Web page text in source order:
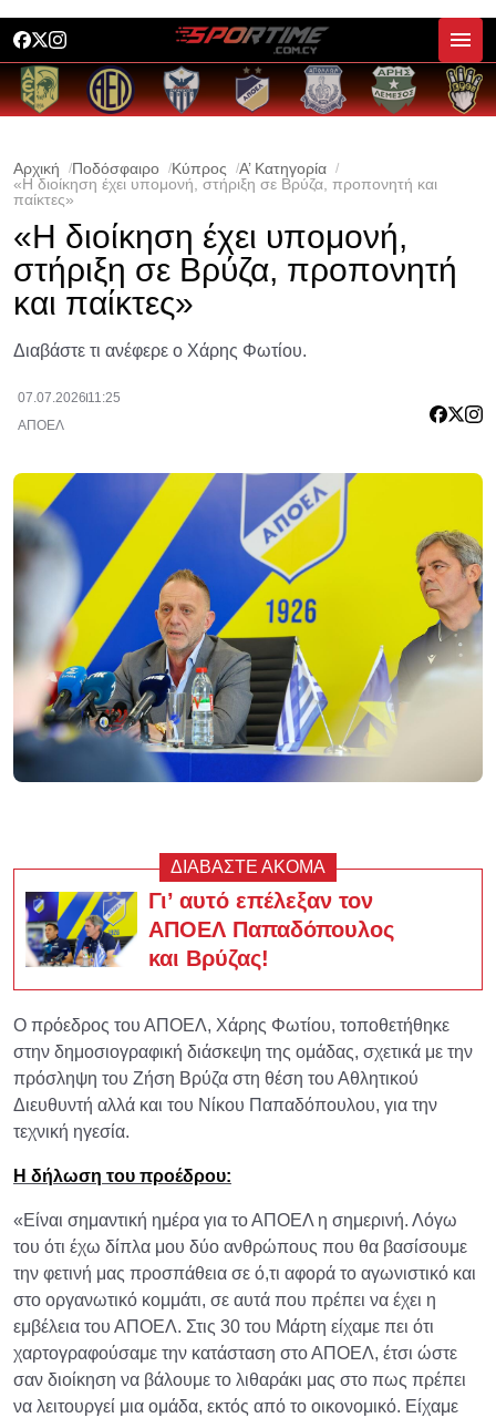
Αρχική Ποδόσφαιρο Κύπρος
Α’ Κατηγορία
«Η διοίκηση έχει υπομονή, στήριξη σε Βρύζα, προπονητή και
παίκτες»
«Η διοίκηση έχει υπομονή,
στήριξη σε Βρύζα, προπονητή
και παίκτες»
Διαβάστε τι ανέφερε ο Χάρης Φωτίου.
07.07.2026 11:25
ΑΠΟΕΛ
ΔΙΑΒΑΣΤΕ ΑΚΟΜΑ
Γι’ αυτό επέλεξαν τον
ΑΠΟΕΛ Παπαδόπουλος
και Βρύζας!
Ο πρόεδρος του ΑΠΟΕΛ, Χάρης Φωτίου, τοποθετήθηκε
στην δημοσιογραφική διάσκεψη της ομάδας, σχετικά με την
πρόσληψη του Ζήση Βρύζα στη θέση του Αθλητικού
Διευθυντή αλλά και του Νίκου Παπαδόπουλου, για την
τεχνική ηγεσία.
Η δήλωση του προέδρου:
«Είναι σημαντική ημέρα για το ΑΠΟΕΛ η σημερινή. Λόγω
του ότι έχω δίπλα μου δύο ανθρώπους που θα βασίσουμε
την φετινή μας προσπάθεια σε ό,τι αφορά το αγωνιστικό και
στο οργανωτικό κομμάτι, σε αυτά που πρέπει να έχει η
εμβέλεια του ΑΠΟΕΛ. Στις 30 του Μάρτη είχαμε πει ότι
χαρτογραφούσαμε την κατάσταση στο ΑΠΟΕΛ, έτσι ώστε
σαν διοίκηση να βάλουμε το λιθαράκι μας στο πως πρέπει
να λειτουργεί μια ομάδα, εκτός από το οικονομικό. Είχαμε